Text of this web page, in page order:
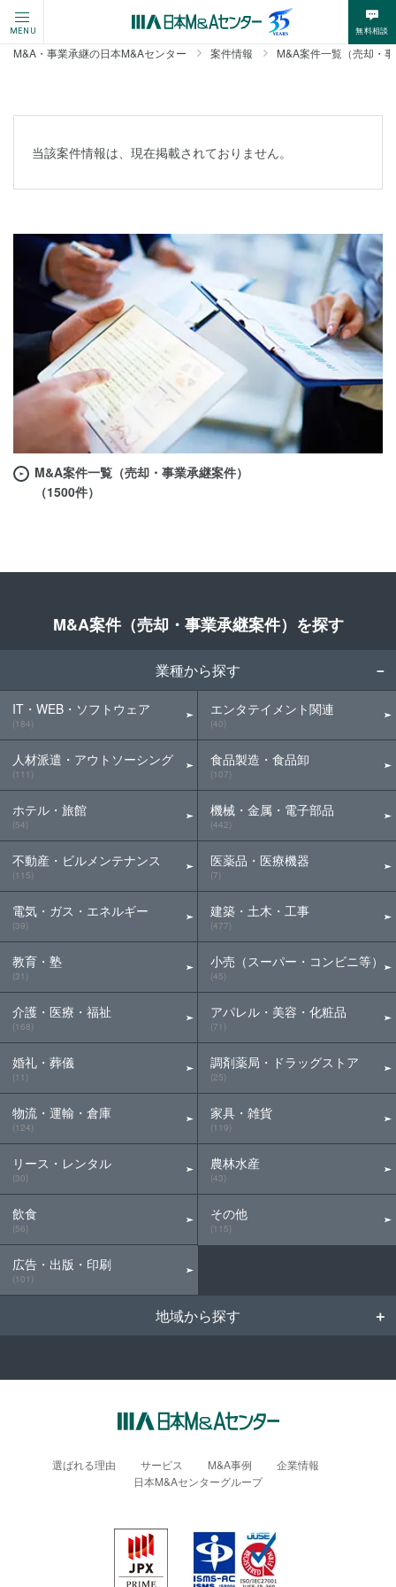
MENU 無料相談
M&A・事業承継の日本M&Aセンター 案件情報 M&A案件一覧（売却・
当該案件情報は、現在掲載されておりません。
M&A案件一覧（売却・事業承継案件）
（1500件）
M&A案件（売却・事業承継案件）を探す
業種から探す
IT・WEB・ソフトウェア
(184)
人材派遣・アウトソーシング
(111)
ホテル・旅館
(54)
不動産・ビルメンテナンス
(115)
電気・ガス・エネルギー
(39)
教育・塾
(31)
介護・医療・福祉
(168)
婚礼・葬儀
(11)
物流・運輸・倉庫
(124)
リース・レンタル
(30)
飲食
(56)
広告・出版・印刷
(101)
エンタテイメント関連
(40)
食品製造・食品卸
(107)
機械・金属・電子部品
(442)
医薬品・医療機器
(7)
建築・土木・工事
(477)
小売（スーパー・コンビニ等）
(45)
アパレル・美容・化粧品
(71)
調剤薬局・ドラッグストア
(25)
家具・雑貨
(119)
農林水産
(43)
その他
(115)
地域から探す
選ばれる理由 サービス M&A事例
企業情報
日本M&Aセンターグループ